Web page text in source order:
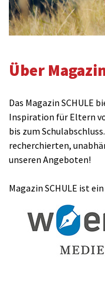
Über
Das Magazin SCHULE
Inspiration für Eltern
bis zum
recherchierten,
unseren Angeboten!
Magazin SCHULE ist